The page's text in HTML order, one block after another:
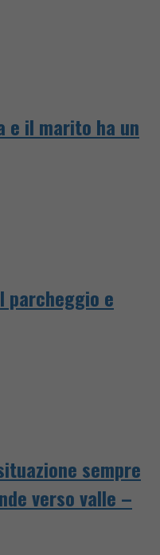
e il marito ha un
parcheggio e
sempre
verso valle –